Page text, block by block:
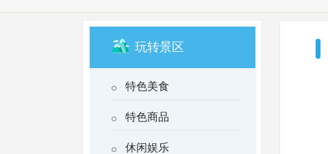
玩转景区
特色美食
特色商品
休闲娱乐